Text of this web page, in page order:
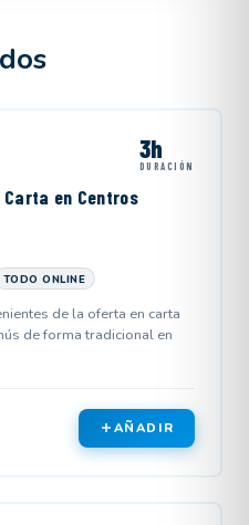
3h
DURACIÓN
Carta en Centros
TODO ONLINE
de la oferta en carta
de forma tradicional en
AÑADIR